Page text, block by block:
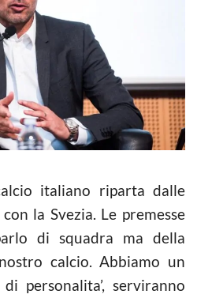
italiano riparta dalle
la Svezia. Le premesse
di squadra ma della
calcio. Abbiamo un
personalita’, serviranno